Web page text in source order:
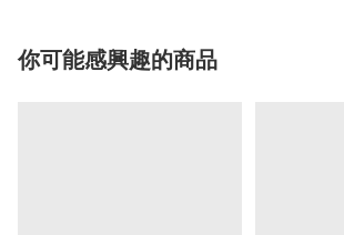
你可能感興趣的商品